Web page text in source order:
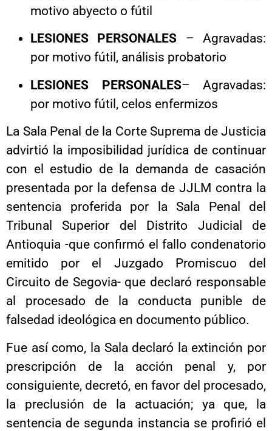
motivo abyecto o fútil
LESIONES PERSONALES – Agravadas:
por motivo fútil, análisis probatorio
LESIONES PERSONALES– Agravadas:
por motivo fútil, celos enfermizos
La Sala Penal de la Corte Suprema de Justicia
advirtió la imposibilidad jurídica de continuar
con el estudio de la demanda de casación
presentada por la defensa de JJLM contra la
sentencia proferida por la Sala Penal del
Tribunal Superior del Distrito Judicial de
Antioquia -que confirmó el fallo condenatorio
emitido por el Juzgado Promiscuo del
Circuito de Segovia- que declaró responsable
al procesado de la conducta punible de
falsedad ideológica en documento público.
Fue así como, la Sala declaró la extinción por
prescripción de la acción penal y, por
consiguiente, decretó, en favor del procesado,
la preclusión de la actuación; ya que, la
sentencia de segunda instancia se profirió el